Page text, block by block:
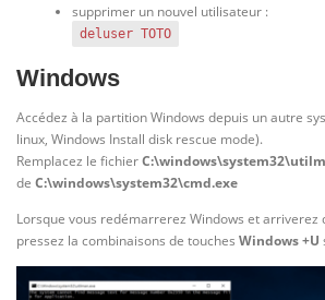
supprimer un nouvel utilisateur :
deluser TOTO
Windows
Accédez à la partition Windows depuis un autre
linux, Windows Install disk rescue mode).
Remplacez le fichier
de C:\windows\system32\cmd.exe
Lorsque vous redémarrerez Windows et arriverez
pressez la combinaisons de touches Windows +U